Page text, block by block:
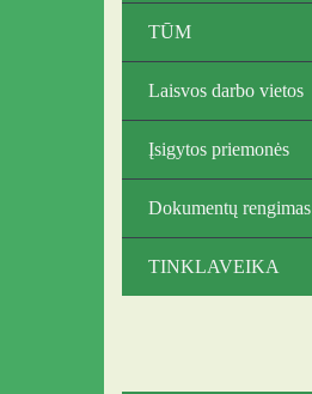
TŪM
Laisvos darbo vietos
Įsigytos priemonės
Dokumentų rengimas
TINKLAVEIKA